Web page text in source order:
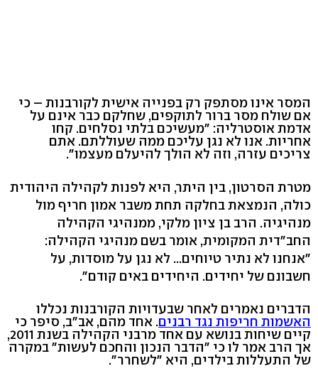
המסר אינו מסתפק רק בפנייה אישית לקורבנות – כי
אם שולח מסר ברור לתוקפים, שחלקם כבר אינם על
אדמת אוסטרליה: "מעשיכם בלתי נסלחים. קחו
אחריות. אנו לא נגן עליכם ממה שעוללתם. אתם
צריכים עזרה, וזה לא הולך להיעלם מעצמו".
מטרת הסרטון, בין היתר, היא לפנות לקהילה היהודית
כולה, הנמצאת בחלקה תחת משבר אמון חריף מול
מנהיגיה. הרב בן ציון מלקי, ממנהיגי הקהילה
החב"דית המקומית, אומר בשם מנהיגי הקהילה:
"אנחנו לא נתיר טיוחים... לא נגן על מוסדות, על
חשבונם של יחידים. היחידים באים קודם".
הדברים נאמרים לאחר שבעדויות הקורבנות נכללו
האשמות חריפות נגד רבנים. אחד מהם, אב"ב, סיפר כי
קיים שיחות בנושא עם אחד מרבני הקהילה בשנת 2011,
אך הרב אמר לו כי "הדבר הנכון והחכם לעשות" במקרה
של התעללות בילדים, היא "לשחרר".